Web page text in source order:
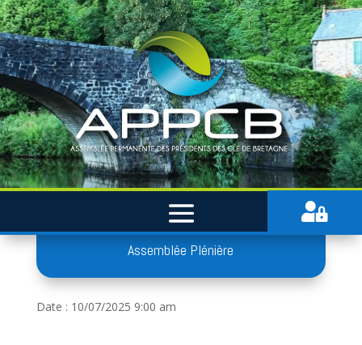

Assemblée Plénière
Date : 10/07/2025 9:00 am